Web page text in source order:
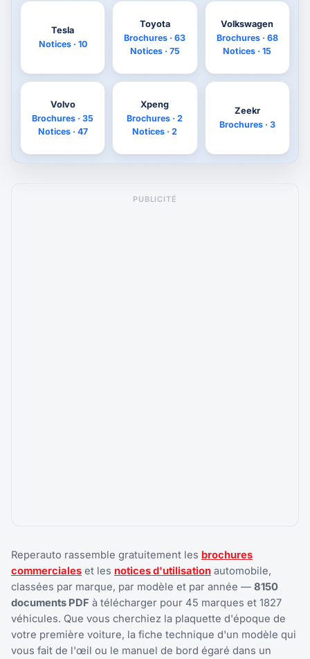
Tesla
Notices · 10
Toyota
Brochures · 63
Notices · 75
Volkswagen
Brochures · 68
Notices · 15
Volvo
Brochures · 35
Notices · 47
Xpeng
Brochures · 2
Notices · 2
Zeekr
Brochures · 3
PUBLICITÉ
Reperauto rassemble gratuitement les brochures
commerciales et les notices d'utilisation automobile,
classées par marque, par modèle et par année — 8150
documents PDF à télécharger pour 45 marques et 1827
véhicules. Que vous cherchiez la plaquette d'époque de
votre première voiture, la fiche technique d'un modèle qui
vous fait de l'œil ou le manuel de bord égaré dans un